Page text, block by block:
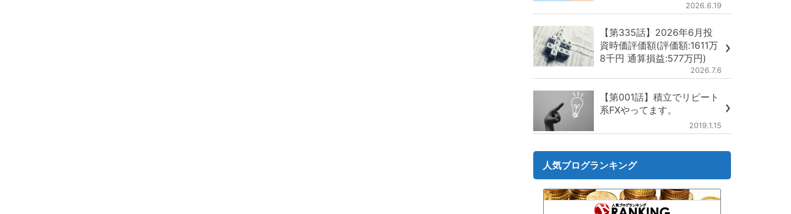
2026.6.19
【第335話】2026年6月投
資時価評価額(評価額:1611万
8千円 通算損益:577万円)
2026.7.6
【第001話】積立でリピート
系FXやってます。
2019.1.15
人気ブログランキング